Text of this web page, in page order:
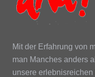
Mit der Erfahrung von
man Manches anders
unsere